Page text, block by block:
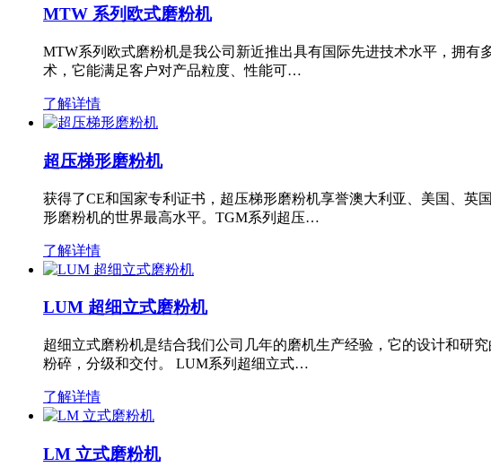
MTW 系列欧式磨粉机
MTW系列欧式磨粉机是我公司新近推出具有国际先进技术水平，拥
术，它能满足客户对产品粒度、性能可…
了解详情
超压梯形磨粉机
获得了CE和国家专利证书，超压梯形磨粉机享誉澳大利亚、美国、
形磨粉机的世界最高水平。TGM系列超压…
了解详情
LUM 超细立式磨粉机
超细立式磨粉机是结合我们公司几年的磨机生产经验，它的设计和研
粉碎，分级和交付。 LUM系列超细立式…
了解详情
LM 立式磨粉机